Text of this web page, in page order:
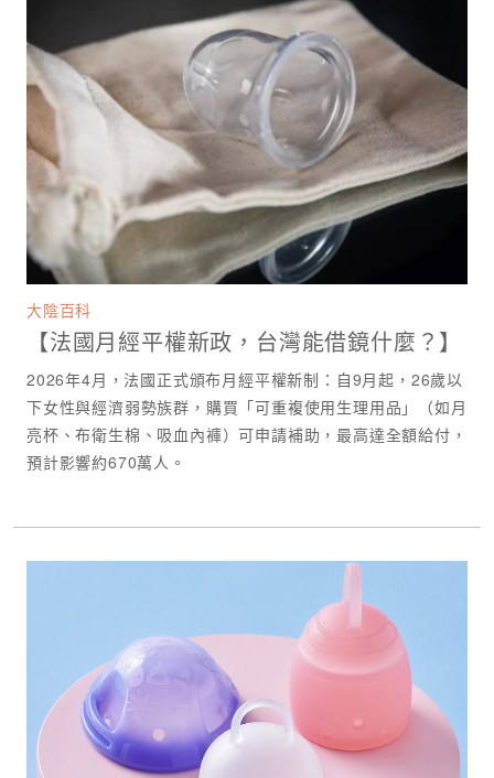
大陰百科
【法國月經平權新政，台灣能借鏡什麼？】
2026年4月，法國正式頒布月經平權新制：自9月起，26歲以
下女性與經濟弱勢族群，購買「可重複使用生理用品」（如月
亮杯、布衛生棉、吸血內褲）可申請補助，最高達全額給付，
預計影響約670萬人。